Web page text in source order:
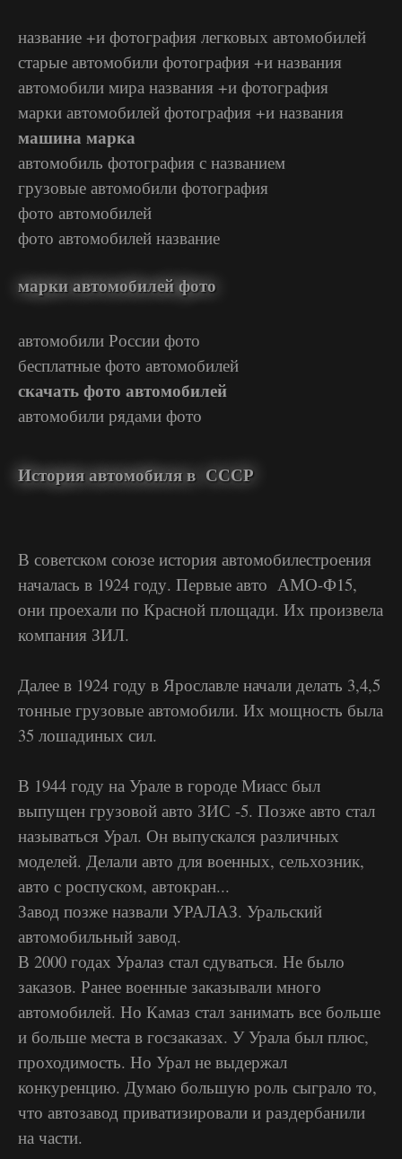
название +и фотография легковых автомобилей
старые автомобили фотография +и названия
автомобили мира названия +и фотография
марки автомобилей фотография +и названия
машина марка
автомобиль фотография с названием
грузовые автомобили фотография
фото автомобилей
фото автомобилей название
марки автомобилей фото
автомобили России фото
бесплатные фото автомобилей
скачать фото автомобилей
автомобили рядами фото
История автомобиля в СССР
В советском союзе история автомобилестроения
началась в 1924 году. Первые авто АМО-Ф15,
они проехали по Красной площади. Их произвела
компания ЗИЛ.
Далее в 1924 году в Ярославле начали делать 3,4,5
тонные грузовые автомобили. Их мощность была
35 лошадиных сил.
В 1944 году на Урале в городе Миасс был
выпущен грузовой авто ЗИС -5. Позже авто стал
называться Урал. Он выпускался различных
моделей. Делали авто для военных, сельхозник,
авто с роспуском, автокран...
Завод позже назвали УРАЛАЗ. Уральский
автомобильный завод.
В 2000 годах Уралаз стал сдуваться. Не было
заказов. Ранее военные заказывали много
автомобилей. Но Камаз стал занимать все больше
и больше места в госзаказах. У Урала был плюс,
проходимость. Но Урал не выдержал
конкуренцию. Думаю большую роль сыграло то,
что автозавод приватизировали и раздербанили
на части.